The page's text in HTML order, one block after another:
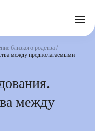
близкого родства
между предполагаемыми
между